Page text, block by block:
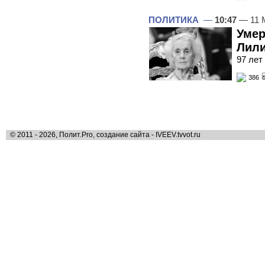
ПОЛИТИКА — 10:47 — 11
97
386
© 2011 - 2026, Полит.Pro, создание сайта - IVEEV.tvvot.ru